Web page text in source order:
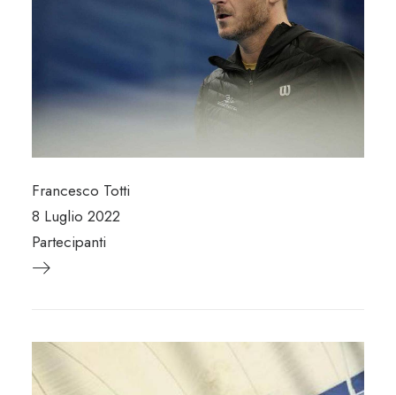
Francesco Totti
8 Luglio 2022
Partecipanti